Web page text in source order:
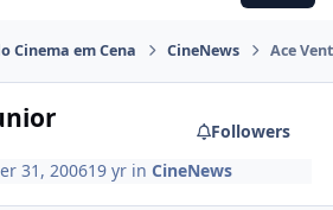
Cinema em Cena CineNews Ace
Followers
31, 200619 yr inCineNews